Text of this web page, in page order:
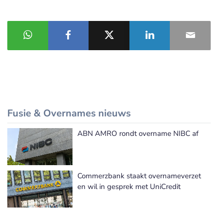
Fusie & Overnames nieuws
ABN AMRO rondt overname NIBC af
Commerzbank staakt overnameverzet
en wil in gesprek met UniCredit